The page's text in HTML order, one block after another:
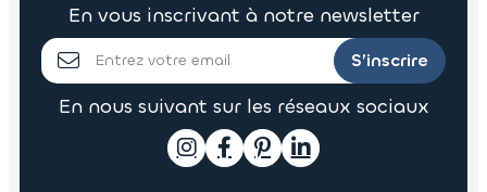
En vous inscrivant à notre newsletter
S’inscrire
En nous suivant sur les réseaux sociaux